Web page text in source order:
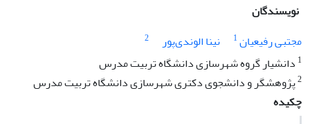
نویسندگان
مجتبی رفیعیان1 نینا الوندی‌پور
2
1 دانشیار گروه شهرسازی دانشگاه تربیت مدرس
2پژوهشگر و دانشجوی دکتری شهرسازی دانشگاه تربیت مدرس
چکیده